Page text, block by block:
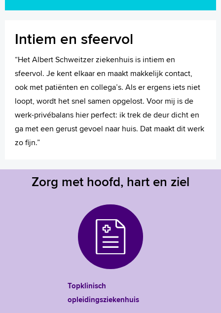
Intiem en sfeervol
“Het Albert Schweitzer ziekenhuis is intiem en
sfeervol. Je kent elkaar en maakt makkelijk contact,
ook met patiënten en collega’s. Als er ergens iets niet
loopt, wordt het snel samen opgelost. Voor mij is de
werk-privébalans hier perfect: ik trek de deur dicht en
ga met een gerust gevoel naar huis. Dat maakt dit werk
zo fijn.”
Zorg met hoofd, hart en ziel
Topklinisch
opleidingsziekenhuis